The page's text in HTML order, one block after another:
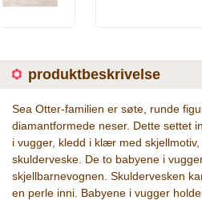
produktbeskrivelse
Sea Otter-familien er søte, runde
diamantformede neser. Dette settet
i vugger, kledd i klær med
skulderveske. De to babyene i
skjellbarnevognen. Skuldervesken
en perle inni. Babyene i vugger